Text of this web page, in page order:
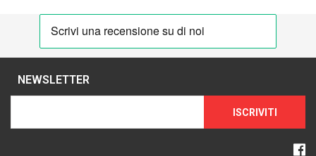
NEWSLETTER
ISCRIVITI